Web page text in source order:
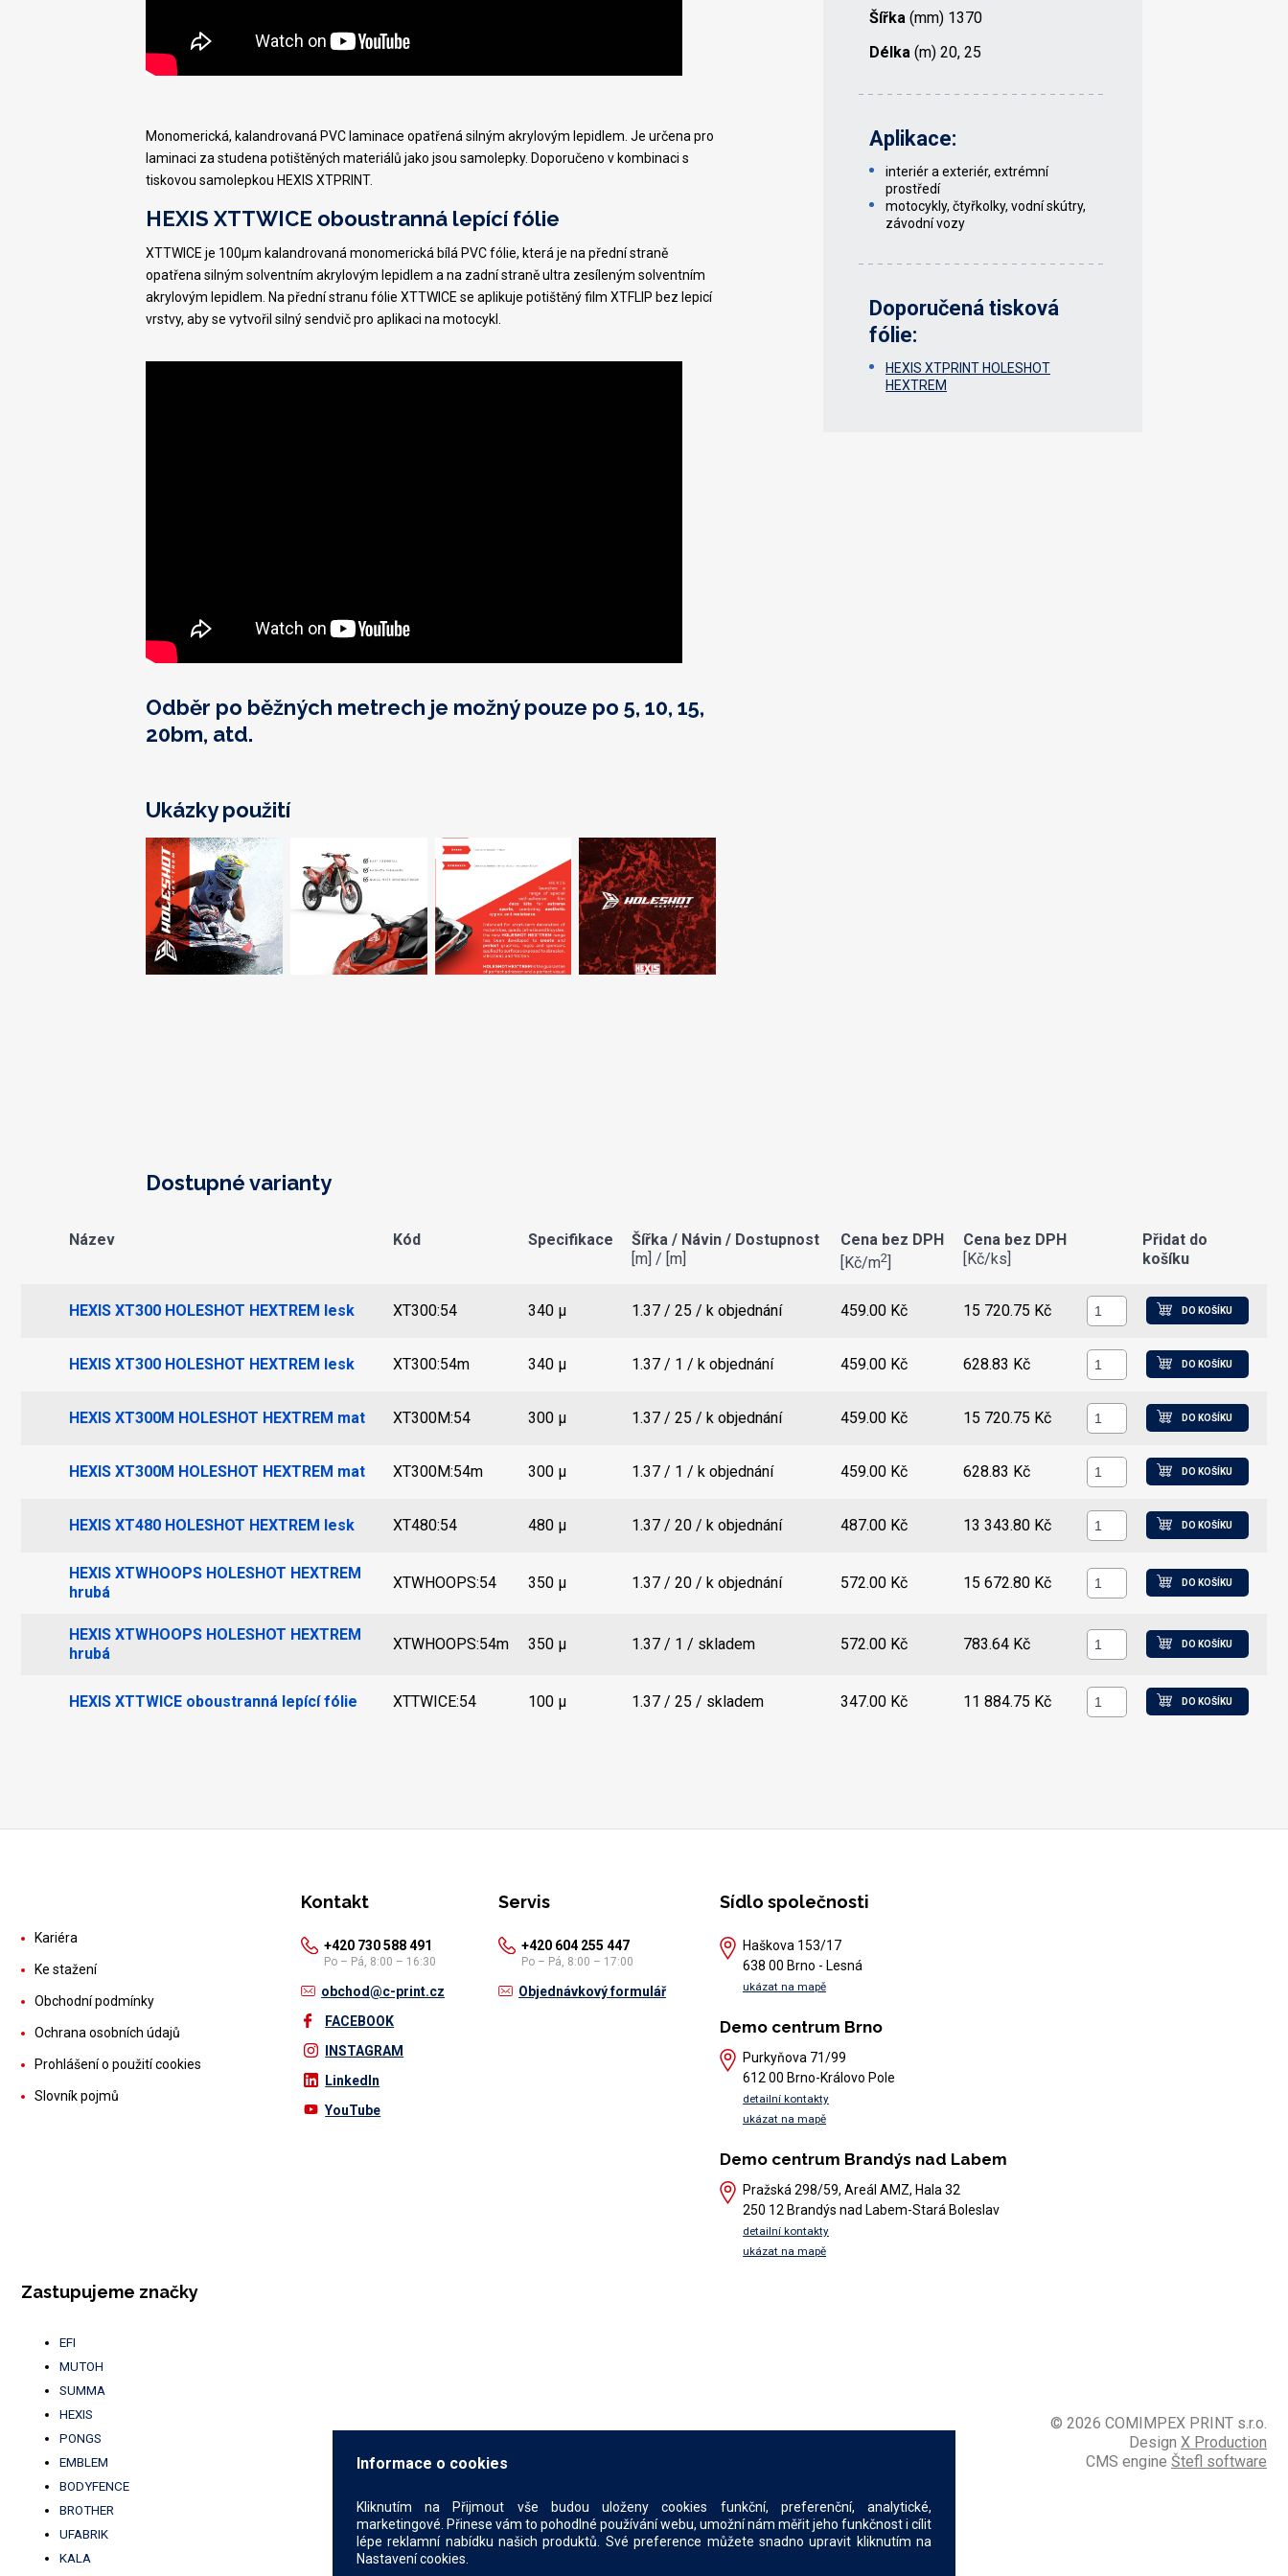
Monomerická, kalandrovaná PVC laminace opatřená silným akrylovým lepidlem. Je určena pro
laminaci za studena potištěných materiálů jako jsou samolepky. Doporučeno v kombinaci s
tiskovou samolepkou HEXIS XTPRINT.
HEXIS XTTWICE oboustranná lepící fólie
XTTWICE je 100µm kalandrovaná monomerická bílá PVC fólie, která je na přední straně
opatřena silným solventním akrylovým lepidlem a na zadní straně ultra zesíleným solventním
akrylovým lepidlem. Na přední stranu fólie XTTWICE se aplikuje potištěný film XTFLIP bez lepicí
vrstvy, aby se vytvořil silný sendvič pro aplikaci na motocykl.
Odběr po běžných metrech je možný pouze po 5, 10, 15,
20bm, atd.
Ukázky použití
Dostupné varianty
Šířka (mm) 1370
Délka (m) 20, 25
Aplikace:
interiér a exteriér, extrémní
prostředí
motocykly, čtyřkolky, vodní skútry,
závodní vozy
Doporučená tisková
fólie:
HEXIS XTPRINT HOLESHOT
HEXTREM
Název Kód Specifikace
Šířka / Návin / Dostupnost
[m] / [m]
Cena bez DPH
[Kč/m2]
Cena bez DPH
[Kč/ks]
Přidat do
košíku
HEXIS XT300 HOLESHOT HEXTREM lesk XT300:54 340 µ 1.37 / 25 / k objednání 459.00 Kč 15 720.75 Kč DO KOŠÍKU
HEXIS XT300 HOLESHOT HEXTREM lesk XT300:54m 340 µ 1.37 / 1 / k objednání 459.00 Kč 628.83 Kč DO KOŠÍKU
HEXIS XT300M HOLESHOT HEXTREM mat XT300M:54 300 µ 1.37 / 25 / k objednání 459.00 Kč 15 720.75 Kč DO KOŠÍKU
HEXIS XT300M HOLESHOT HEXTREM mat XT300M:54m 300 µ 1.37 / 1 / k objednání 459.00 Kč 628.83 Kč DO KOŠÍKU
HEXIS XT480 HOLESHOT HEXTREM lesk XT480:54 480 µ 1.37 / 20 / k objednání 487.00 Kč 13 343.80 Kč DO KOŠÍKU
HEXIS XTWHOOPS HOLESHOT HEXTREM
hrubá
XTWHOOPS:54 350 µ 1.37 / 20 / k objednání 572.00 Kč 15 672.80 Kč DO KOŠÍKU
HEXIS XTWHOOPS HOLESHOT HEXTREM
hrubá
XTWHOOPS:54m 350 µ 1.37 / 1 / skladem 572.00 Kč 783.64 Kč DO KOŠÍKU
HEXIS XTTWICE oboustranná lepící fólie XTTWICE:54 100 µ 1.37 / 25 / skladem 347.00 Kč 11 884.75 Kč DO KOŠÍKU
Kariéra
Ke stažení
Obchodní podmínky
Ochrana osobních údajů
Prohlášení o použití cookies
Slovník pojmů
Kontakt
+420 730 588 491
Po – Pá, 8:00 – 16:30
obchod@c-print.cz
FACEBOOK
INSTAGRAM
LinkedIn
YouTube
Servis
+420 604 255 447
Po – Pá, 8:00 – 17:00
Objednávkový formulář
Sídlo společnosti
Haškova 153/17
638 00 Brno - Lesná
ukázat na mapě
Demo centrum Brno
Purkyňova 71/99
612 00 Brno-Královo Pole
detailní kontakty
ukázat na mapě
Demo centrum Brandýs nad Labem
Pražská 298/59, Areál AMZ, Hala 32
250 12 Brandýs nad Labem-Stará Boleslav
detailní kontakty
ukázat na mapě
Zastupujeme značky
EFI
MUTOH
SUMMA
HEXIS
PONGS
EMBLEM
BODYFENCE
BROTHER
UFABRIK
KALA
© 2026 COMIMPEX PRINT s.r.o.
Design X Production
CMS engine Štefl software
Informace o cookies
Kliknutím na Přijmout vše budou uloženy cookies funkční, preferenční, analytické,
marketingové. Přinese vám to pohodlné používání webu, umožní nám měřit jeho funkčnost i cílit
lépe reklamní nabídku našich produktů. Své preference můžete snadno upravit kliknutím na
Nastavení cookies.